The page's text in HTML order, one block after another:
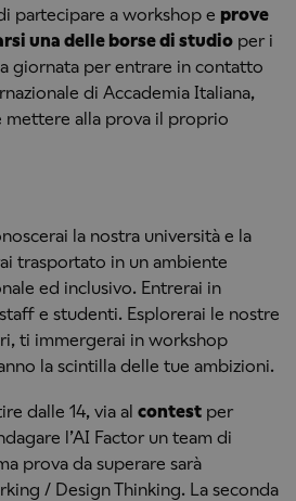
partecipare a workshop e prove
una delle borse di studio per i
giornata per entrare in contatto
di Accademia Italiana,
mettere alla prova il proprio
la nostra università e la
trasportato in un ambiente
ed inclusivo. Entrerai in
e studenti. Esplorerai le nostre
ti immergerai in workshop
la scintilla delle tue ambizioni.
dalle 14, via al contest per
l’AI Factor un team di
prova da superare sarà
/ Design Thinking. La seconda